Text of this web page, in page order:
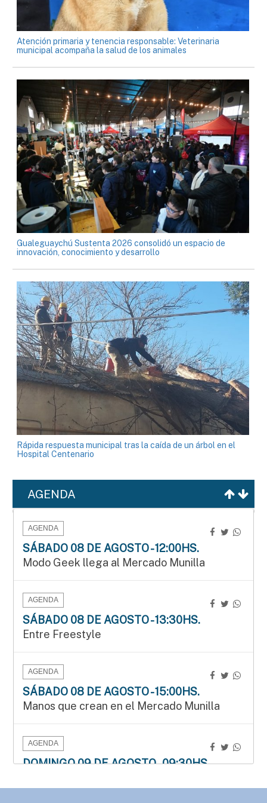
Atención primaria y tenencia responsable: Veterinaria
municipal acompaña la salud de los animales
Gualeguaychú Sustenta 2026 consolidó un espacio de
innovación, conocimiento y desarrollo
Rápida respuesta municipal tras la caída de un árbol en el
Hospital Centenario
AGENDA
AGENDA
SÁBADO 08 DE AGOSTO - 12:00HS.
Modo Geek llega al Mercado Munilla
AGENDA
SÁBADO 08 DE AGOSTO - 13:30HS.
Entre Freestyle
AGENDA
SÁBADO 08 DE AGOSTO - 15:00HS.
Manos que crean en el Mercado Munilla
AGENDA
DOMINGO 09 DE AGOSTO - 09:30HS.